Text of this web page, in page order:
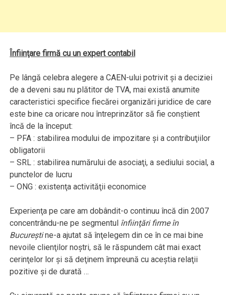
Înfiinţare firmă cu un expert contabil
Pe lângă celebra alegere a CAEN-ului potrivit şi a deciziei
de a deveni sau nu plătitor de TVA, mai există anumite
caracteristici specifice fiecărei organizări juridice de care
este bine ca oricare nou întreprinzător să fie conştient
încă de la început:
– PFA : stabilirea modului de impozitare şi a contribuţiilor
obligatorii
– SRL : stabilirea numărului de asociaţi, a sediului social, a
punctelor de lucru
– ONG : existenţa activităţii economice
Experienţa pe care am dobândit-o continuu încă din 2007
concentrându-ne pe segmentul înfiinţări firme în
Bucureştine-a ajutat să înţelegem din ce în ce mai bine
nevoile clienţilor noştri, să le răspundem cât mai exact
cerinţelor lor şi să deţinem împreună cu aceştia relaţii
pozitive şi de durată …